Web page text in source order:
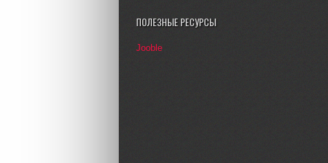
ПОЛЕЗНЫЕ РЕСУРСЫ
Jooble